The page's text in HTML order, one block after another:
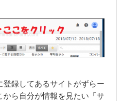
録してあるサイトがずらー
から自分が情報を見たい「サ